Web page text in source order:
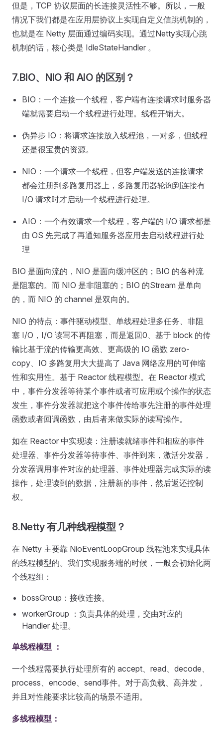
但是，TCP 协议层面的长连接灵活性不够。所以，一般
情况下我们都是在应用层协议上实现自定义信跳机制的，
也就是在 Netty 层面通过编码实现。通过Netty实现心跳
机制的话，核心类是 IdleStateHandler 。
7.BIO、NIO 和 AIO 的区别？
BIO：一个连接一个线程，客户端有连接请求时服务器
端就需要启动一个线程进行处理。线程开销大。
伪异步 IO：将请求连接放入线程池，一对多，但线程
还是很宝贵的资源。
NIO：一个请求一个线程，但客户端发送的连接请求
都会注册到多路复用器上，多路复用器轮询到连接有
I/O 请求时才启动一个线程进行处理。
AIO：一个有效请求一个线程，客户端的 I/O 请求都是
由 OS 先完成了再通知服务器应用去启动线程进行处
理
BIO 是面向流的，NIO 是面向缓冲区的；BIO 的各种流
是阻塞的。而 NIO 是非阻塞的；BIO 的Stream 是单向
的，而 NIO 的 channel 是双向的。
NIO 的特点：事件驱动模型、单线程处理多任务、非阻
塞 I/O，I/O 读写不再阻塞，而是返回0、基于 block 的传
输比基于流的传输更高效、更高级的 IO 函数 zero-
copy、IO 多路复用大大提高了 Java 网络应用的可伸缩
性和实用性。基于 Reactor 线程模型。在 Reactor 模式
中，事件分发器等待某个事件或者可应用或个操作的状态
发生，事件分发器就把这个事件传给事先注册的事件处理
函数或者回调函数，由后者来做实际的读写操作。
如在 Reactor 中实现读：注册读就绪事件和相应的事件
处理器、事件分发器等待事件、事件到来，激活分发器，
分发器调用事件对应的处理器、事件处理器完成实际的读
操作，处理读到的数据，注册新的事件，然后返还控制
权。
8.Netty 有几种线程模型？
在 Netty 主要靠 NioEventLoopGroup 线程池来实现具体
的线程模型的。我们实现服务端的时候，一般会初始化两
个线程组：
bossGroup：接收连接。
workerGroup ：负责具体的处理，交由对应的
Handler 处理。
单线程模型 ：
一个线程需要执行处理所有的 accept、read、decode、
process、encode、send事件。对于高负载、高并发，
并且对性能要求比较高的场景不适用。
多线程模型：